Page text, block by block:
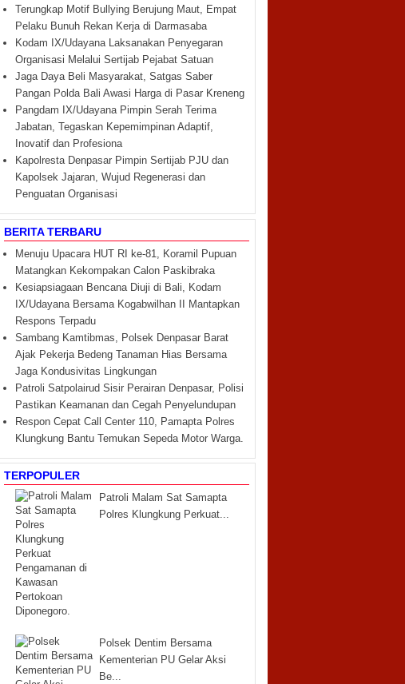
Terungkap Motif Bullying Berujung Maut, Empat
Pelaku Bunuh Rekan Kerja di Darmasaba
Kodam IX/Udayana Laksanakan Penyegaran
Organisasi Melalui Sertijab Pejabat Satuan
Jaga Daya Beli Masyarakat, Satgas Saber
Pangan Polda Bali Awasi Harga di Pasar Kreneng
Pangdam IX/Udayana Pimpin Serah Terima
Jabatan, Tegaskan Kepemimpinan Adaptif,
Inovatif dan Profesiona
Kapolresta Denpasar Pimpin Sertijab PJU dan
Kapolsek Jajaran, Wujud Regenerasi dan
Penguatan Organisasi
BERITA TERBARU
Menuju Upacara HUT RI ke-81, Koramil Pupuan
Matangkan Kekompakan Calon Paskibraka
Kesiapsiagaan Bencana Diuji di Bali, Kodam
IX/Udayana Bersama Kogabwilhan II Mantapkan
Respons Terpadu
Sambang Kamtibmas, Polsek Denpasar Barat
Ajak Pekerja Bedeng Tanaman Hias Bersama
Jaga Kondusivitas Lingkungan
Patroli Satpolairud Sisir Perairan Denpasar, Polisi
Pastikan Keamanan dan Cegah Penyelundupan
Respon Cepat Call Center 110, Pamapta Polres
Klungkung Bantu Temukan Sepeda Motor Warga.
TERPOPULER
Patroli Malam Sat Samapta
Polres Klungkung Perkuat...
Polsek Dentim Bersama
Kementerian PU Gelar Aksi
Be...